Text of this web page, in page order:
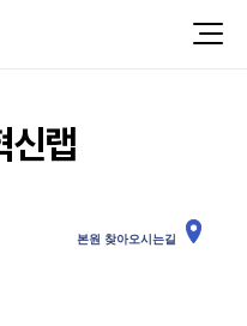
신랩
본원 찾아오시는길